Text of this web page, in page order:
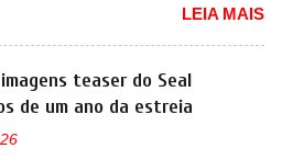
do Logus que chegava
ano de atraso. A invasão de 1994
pelos franceses, alemães,
coreanos que chegaram
corações em nosso mercado. Os
a nova Strada, que aparece com
e com uma nova opção de
da picape compacta receber o
CVT no ano passado, a Fiat
Turbo Flex, conhecido como
LEIA MAIS
teaser do Seal
de um ano da estreia